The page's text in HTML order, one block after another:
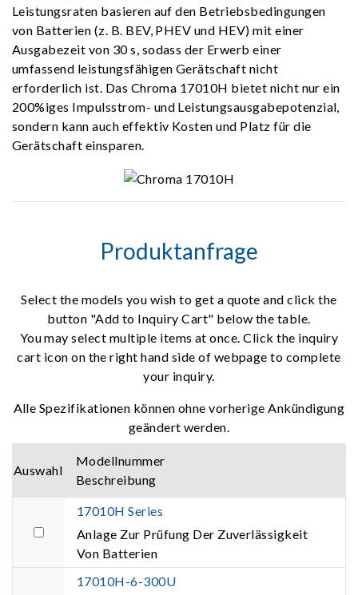
Leistungsraten basieren auf den Betriebsbedingungen
von Batterien (z. B. BEV, PHEV und HEV) mit einer
Ausgabezeit von 30 s, sodass der Erwerb einer
umfassend leistungsfähigen Gerätschaft nicht
erforderlich ist. Das Chroma 17010H bietet nicht nur ein
200%iges Impulsstrom- und Leistungsausgabepotenzial,
sondern kann auch effektiv Kosten und Platz für die
Gerätschaft einsparen.
Produktanfrage
Select the models you wish to get a quote and click the
button "Add to Inquiry Cart" below the table.
You may select multiple items at once. Click the inquiry
cart icon on the right hand side of webpage to complete
your inquiry.
Alle Spezifikationen können ohne vorherige Ankündigung
geändert werden.
Auswahl
Modellnummer
Beschreibung
17010H Series
Anlage Zur Prüfung Der Zuverlässigkeit
Von Batterien
17010H-6-300U